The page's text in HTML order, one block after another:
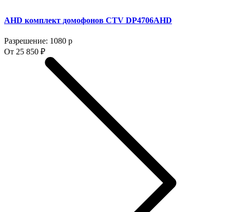
AHD комплект домофонов CTV DP4706AHD
Разрешение: 1080 p
От 25 850 ₽